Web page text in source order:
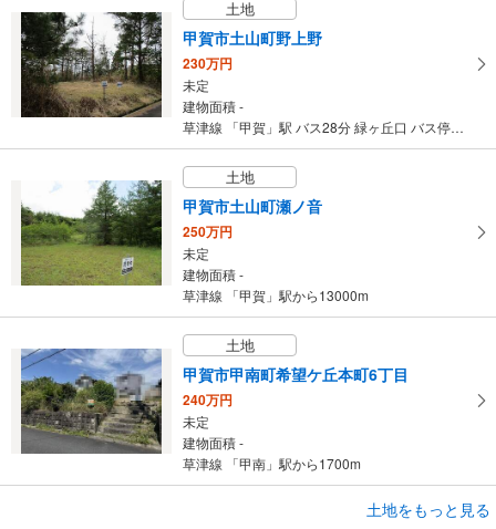
土地
甲賀市土山町野上野
230万円
未定
建物面積 -
草津線 「甲賀」駅 バス28分 緑ヶ丘口 バス停下車 徒歩17分 バス路線 あいくる
土地
甲賀市土山町瀬ノ音
250万円
未定
建物面積 -
草津線 「甲賀」駅から13000m
土地
甲賀市甲南町希望ケ丘本町6丁目
240万円
未定
建物面積 -
草津線 「甲南」駅から1700m
土地をもっと見る